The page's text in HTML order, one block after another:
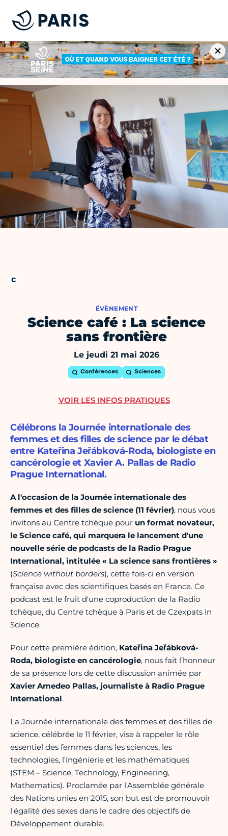
ÉVÈNEMENT
Science café : La science
sans frontière
Le jeudi 21 mai 2026
Conférences Sciences
Célébrons la Journée internationale des
femmes et des filles de science par le débat
entre Kateřina Jeřábková-Roda, biologiste en
cancérologie et Xavier A. Pallas de Radio
Prague International.
A l'occasion de la Journée internationale des
femmes et des filles de science (11 février), nous vous
invitons au Centre tchèque pour un format novateur,
le Science café, qui marquera le lancement d'une
nouvelle série de podcasts de la Radio Prague
International, intitulée « La science sans frontières »
(Science without borders), cette fois-ci en version
française avec des scientifiques basés en France. Ce
podcast est le fruit d'une coproduction de la Radio
tchèque, du Centre tchèque à Paris et de Czexpats in
Science.
Pour cette première édition, Kateřina Jeřábková-
Roda, biologiste en cancérologie, nous fait l’honneur
de sa présence lors de cette discussion animée par
Xavier Amedeo Pallas, journaliste à Radio Prague
International.
La Journée internationale des femmes et des filles de
science, célébrée le 11 février, vise à rappeler le rôle
essentiel des femmes dans les sciences, les
technologies, l'ingénierie et les mathématiques
(STEM – Science, Technology, Engineering,
Mathematics). Proclamée par l'Assemblée générale
des Nations unies en 2015, son but est de promouvoir
l'égalité des sexes dans le cadre des objectifs de
Développement durable.
VOIR LES INFOS PRATIQUES